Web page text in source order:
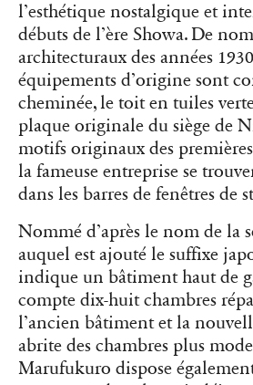
l’esthétique nostalgique et
débuts de l’ère Showa. De
architecturaux des années
équipements d’origine sont
cheminée, le toit en tuiles
plaque originale du siège de
motifs originaux des
la fameuse entreprise se
dans les barres de fenêtres de
Nommé d’après le nom de la
auquel est ajouté le suffixe
indique un bâtiment haut de
compte dix-huit chambres
l’ancien bâtiment et la
abrite des chambres plus
Marufukuro dispose